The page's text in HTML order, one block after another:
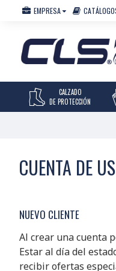
EMPRESA
CALZADO
DE PROTECCIÓN
CUENTA DE
NUEVO CLIENTE
Al crear una cuenta
Estar al día del
recibir ofertas